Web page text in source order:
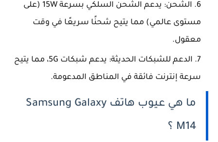
الشحن: يدعم الشحن السلكي بسرعة 15W (على
مستوى عالمي) مما يتيح شحنًا سريعًا في وقت
معقول.
الدعم للشبكات الحديثة: يدعم شبكات 5G، مما يتيح
سرعة إنترنت فائقة في المناطق المدعومة.
ما هي عيوب هاتف Samsung Galaxy
M14 ؟